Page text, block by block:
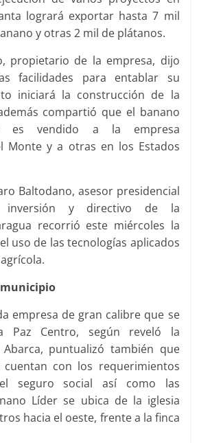
logrará exportar hasta 7 mil
y otras 2 mil de plátanos.
propietario de la empresa, dijo
facilidades para entablar su
iniciará la construcción de la
compartió que el banano
es vendido a la empresa
Monte y a otras en los Estados
Baltodano, asesor presidencial
y directivo de la
recorrió este miércoles la
uso de las tecnologías aplicados
empresa de gran calibre que se
Paz Centro, según reveló la
Abarca, puntualizó también que
con los requerimientos
seguro social así como las
Líder se ubica de la iglesia
hacia el oeste, frente a la finca